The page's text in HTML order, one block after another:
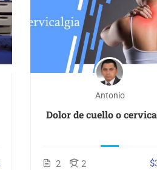
Antonio
Dolor de cuello o
2 2